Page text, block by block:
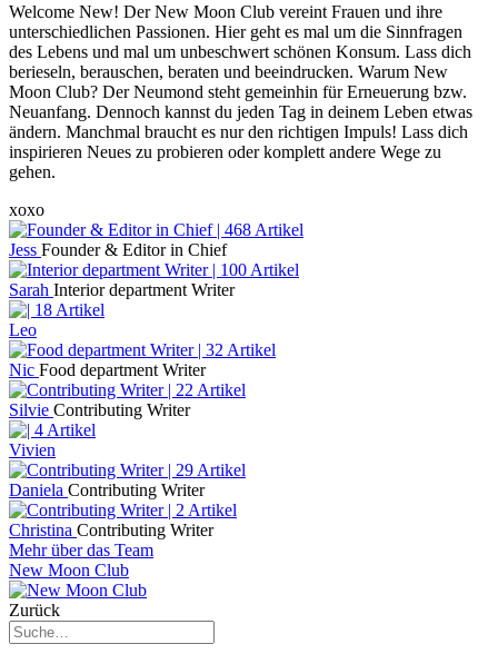
Welcome New! Der New Moon Club vereint Frauen und ihre
unterschiedlichen Passionen. Hier geht es mal um die Sinnfragen
des Lebens und mal um unbeschwert schönen Konsum. Lass dich
berieseln, berauschen, beraten und beeindrucken. Warum New
Moon Club? Der Neumond steht gemeinhin für Erneuerung bzw.
Neuanfang. Dennoch kannst du jeden Tag in deinem Leben etwas
ändern. Manchmal braucht es nur den richtigen Impuls! Lass dich
inspirieren Neues zu probieren oder komplett andere Wege zu
gehen.
xoxo
Jess Founder & Editor in Chief
Sarah Interior department Writer
Leo
Nic Food department Writer
Silvie Contributing Writer
Vivien
Daniela Contributing Writer
Christina Contributing Writer
Mehr über das Team
New Moon Club
Zurück